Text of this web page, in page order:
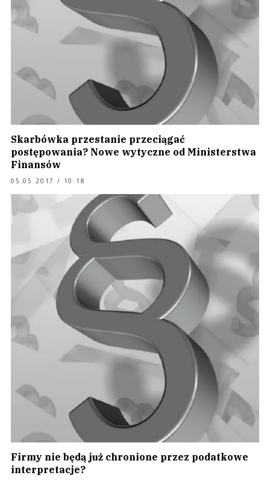
Skarbówka przestanie przeciągać
postępowania? Nowe wytyczne od Ministerstwa
Finansów
05.05.2017 / 10:18
Firmy nie będą już chronione przez podatkowe
interpretacje?